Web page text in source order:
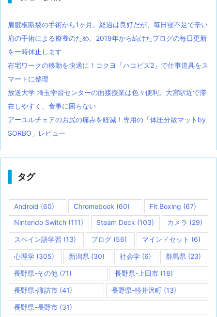
肩腱板断裂の手術から1ヶ月。経過は良好だが、毎日寝不足で辛い
肩の手術による療養のため、2019年から続けたブログの毎日更新
を一時休止します
在宅ワークの移動を快適に！コクヨ「ハコビズ2」で仕事道具をス
マートに整理
放送大学 埼玉学習センターの面接授業は色々便利。大宮駅近で滞
在しやすく、食事に困らない
アーユルチェアのお尻の痛みを軽減！専用の「体圧分散マットby
SORBO」レビュー
タグ
Android (60) Chromebook (60) Fit Boxing (67)
Nintendo Switch (111) Steam Deck (103) カメラ (29)
スペイン語学習 (13) ブログ (56) マインドセット (6)
心理学 (305) 新潟県 (30) 社会学(6) 群馬県 (23)
長野県-その他 (71) 長野県-上田市(18)
長野県-諏訪市 (41) 長野県-軽井沢町 (13)
長野県-長野市 (31)